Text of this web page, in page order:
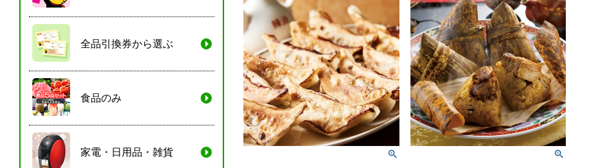
全品引換券から選ぶ
食品のみ
家電・日用品・雑貨